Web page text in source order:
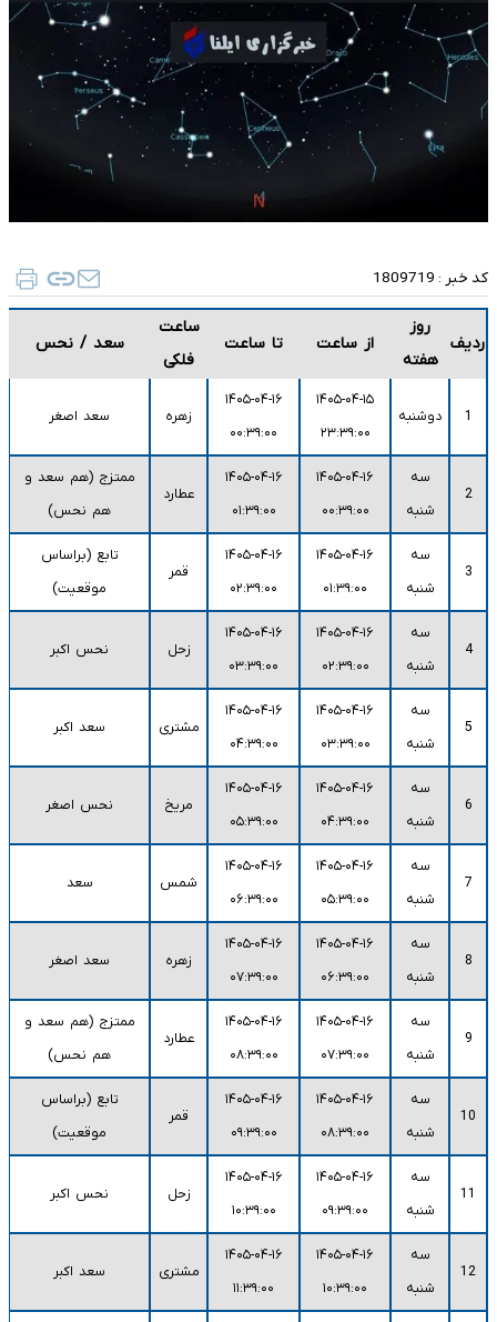
کد خبر : 1809719
ردیف
روز
هفته
از ساعت تا ساعت
ساعت
فلکی
سعد / نحس
1 دوشنبه
۱۴۰۵-۰۴-۱۵
۲۳:۳۹:۰۰
۱۴۰۵-۰۴-۱۶
۰۰:۳۹:۰۰
زهره سعد اصغر
2
سه
شنبه
۱۴۰۵-۰۴-۱۶
۰۰:۳۹:۰۰
۱۴۰۵-۰۴-۱۶
۰۱:۳۹:۰۰
عطارد
ممتزج (هم سعد و
هم نحس)
3
سه
شنبه
۱۴۰۵-۰۴-۱۶
۰۱:۳۹:۰۰
۱۴۰۵-۰۴-۱۶
۰۲:۳۹:۰۰
قمر
تابع (براساس
موقعیت)
4
سه
شنبه
۱۴۰۵-۰۴-۱۶
۰۲:۳۹:۰۰
۱۴۰۵-۰۴-۱۶
۰۳:۳۹:۰۰
زحل نحس اکبر
5
سه
شنبه
۱۴۰۵-۰۴-۱۶
۰۳:۳۹:۰۰
۱۴۰۵-۰۴-۱۶
۰۴:۳۹:۰۰
مشتری سعد اکبر
6
سه
شنبه
۱۴۰۵-۰۴-۱۶
۰۴:۳۹:۰۰
۱۴۰۵-۰۴-۱۶
۰۵:۳۹:۰۰
مریخ نحس اصغر
7
سه
شنبه
۱۴۰۵-۰۴-۱۶
۰۵:۳۹:۰۰
۱۴۰۵-۰۴-۱۶
۰۶:۳۹:۰۰
شمس سعد
8
سه
شنبه
۱۴۰۵-۰۴-۱۶
۰۶:۳۹:۰۰
۱۴۰۵-۰۴-۱۶
۰۷:۳۹:۰۰
زهره سعد اصغر
9
سه
شنبه
۱۴۰۵-۰۴-۱۶
۰۷:۳۹:۰۰
۱۴۰۵-۰۴-۱۶
۰۸:۳۹:۰۰
عطارد
ممتزج (هم سعد و
هم نحس)
10
سه
شنبه
۱۴۰۵-۰۴-۱۶
۰۸:۳۹:۰۰
۱۴۰۵-۰۴-۱۶
۰۹:۳۹:۰۰
قمر
تابع (براساس
موقعیت)
11
سه
شنبه
۱۴۰۵-۰۴-۱۶
۰۹:۳۹:۰۰
۱۴۰۵-۰۴-۱۶
۱۰:۳۹:۰۰
زحل نحس اکبر
12
سه
شنبه
۱۴۰۵-۰۴-۱۶
۱۰:۳۹:۰۰
۱۴۰۵-۰۴-۱۶
۱۱:۳۹:۰۰
مشتری سعد اکبر